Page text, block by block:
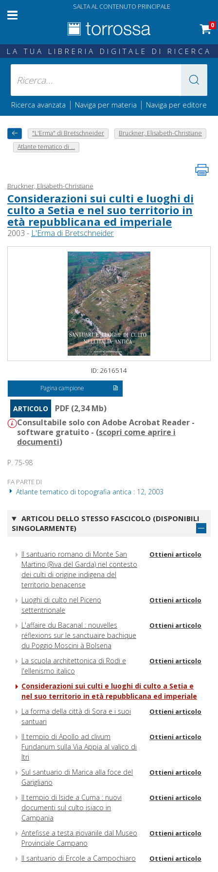
SALTA AL CONTENUTO PRINCIPALE
0
LA TUA LIBRERIA DIGITALE DI RICERCA
Ricerca avanzata | Naviga per materia | Naviga per editore
"L'Erma" di Bretschneider
Bruckner, Elisabeth-Christiane
Atlante tematico di ...
Bruckner, Elisabeth-Christiane
Considerazioni sui culti e luoghi di
culto a Setia e nel suo territorio in
età repubblicana ed imperiale
2003 - L'Erma di Bretschneider
ID: 2616514
Pagina campione
ARTICOLO
PDF (2,34 Mb)
Consultabile solo con Adobe Acrobat Reader -
software gratuito - (scopri come aprire i
documenti)
P. 75-98
FA PARTE DI
Atlante tematico di topografia antica : 12, 2003
ARTICOLI DELLO STESSO FASCICOLO (DISPONIBILI
SINGOLARMENTE)
Il santuario romano di Monte San
Martino (Riva del Garda) nel contesto
dei culti di origine indigena del
territorio benacense
Ottieni articolo
Luoghi di culto nel Piceno
settentrionale
Ottieni articolo
L'affaire du Bacanal : nouvelles
réflexions sur le sanctuaire bachique
du Poggio Moscini à Bolsena
Ottieni articolo
La scuola architettonica di Rodi e
l'ellenismo italico
Ottieni articolo
Considerazioni sui culti e luoghi di culto a Setia e
nel suo territorio in età repubblicana ed imperiale
La forma della città di Sora e i suoi
santuari
Ottieni articolo
Il tempio di Apollo ad clivum
Fundanum sulla Via Appia al valico di
Itri
Ottieni articolo
Sul santuario di Marica alla foce del
Garigliano
Ottieni articolo
Il tempio di Iside a Cuma : nuovi
documenti sul culto isiaco in
Campania
Ottieni articolo
Antefisse a testa giovanile dal Museo
Provinciale Campano
Ottieni articolo
Il santuario di Ercole a Campochiaro Ottieni articolo